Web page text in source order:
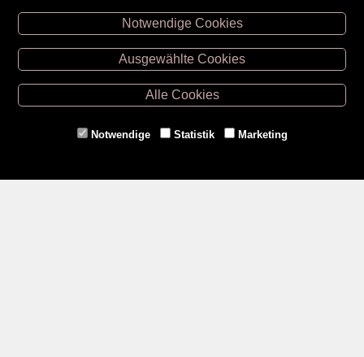
Unsere Öffnungszeiten
Retz -02942/20433
Hollabrunn -02952/30057
Eggenburg -02984/3836
Gmünd -
Notwendige Cookies
Ausgewählte Cookies
Alle Cookies
Notwendige Statistik Marketing